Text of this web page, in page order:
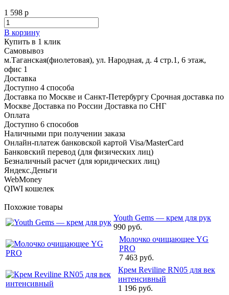
1 598 р
В корзину
Купить в 1 клик
Самовывоз
м.Таганская(фиолетовая), ул. Народная, д. 4 стр.1, 6 этаж,
офис 1
Доставка
Доступно 4 способа
Доставка по Москве и Санкт-Петербургу Срочная доставка по
Москве Доставка по России Доставка по СНГ
Оплата
Доступно 6 способов
Наличными при получении заказа
Онлайн-платеж банковской картой Visa/MasterCard
Банковский перевод (для физических лиц)
Безналичный расчет (для юридических лиц)
Яндекс.Деньги
WebMoney
QIWI кошелек
Похожие товары
Youth Gems — крем для рук
990 руб.
Молочко очищающее YG
PRO
7 463 руб.
Крем Reviline RN05 для век
интенсивный
1 196 руб.